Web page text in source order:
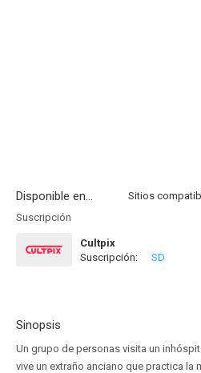
Disponible en...
Suscripción
Cultpix
Suscripción:
SD
Sinopsis
Un grupo de personas visita un
vive un extraño anciano que practica la